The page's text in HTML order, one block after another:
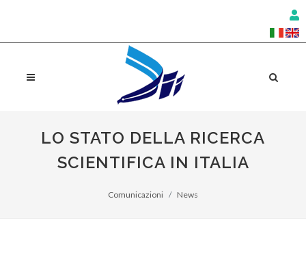
LO STATO DELLA RICERCA
SCIENTIFICA IN ITALIA
Comunicazioni News